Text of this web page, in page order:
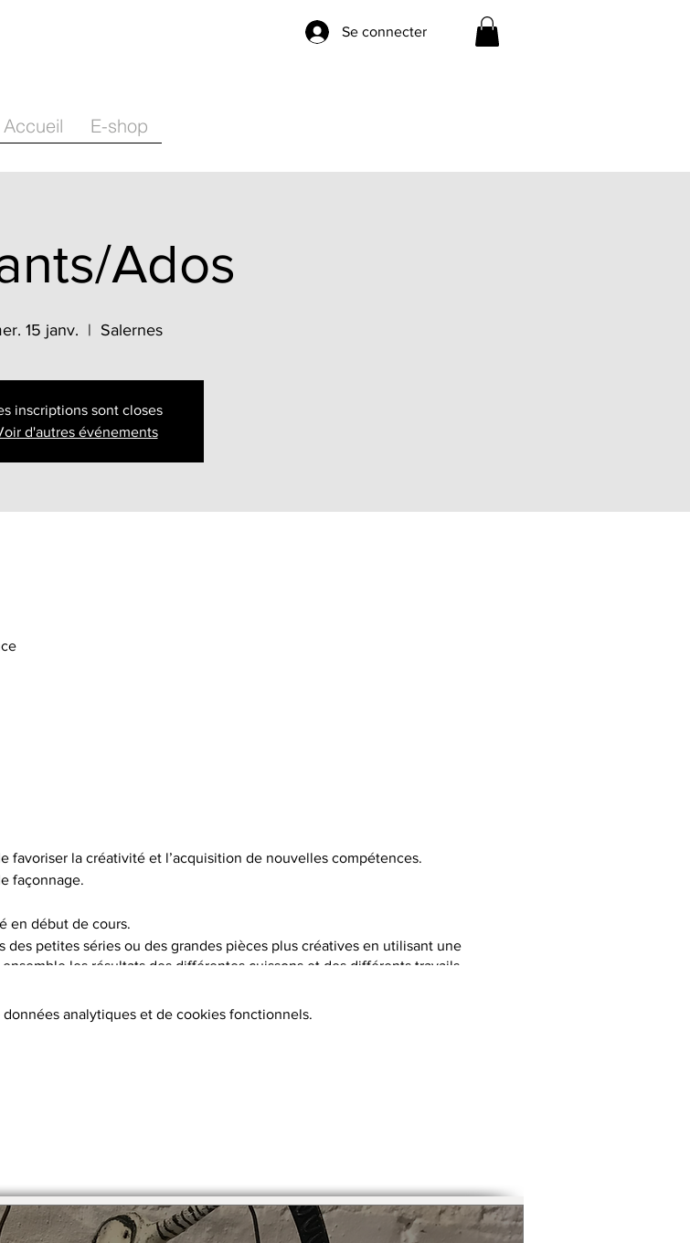
Se connecter
Accueil E-shop
Ados
15 janv.
  |
Salernes
inscriptions sont closes
d'autres événements
favoriser la créativité et l’acquisition de nouvelles compétences.
façonnage.
en début de cours.
des petites séries ou des grandes pièces plus créatives en utilisant une
les résultats des différentes cuissons et des différents travails
et pas moins de 15 engobes.
analytiques et de cookies fonctionnels.